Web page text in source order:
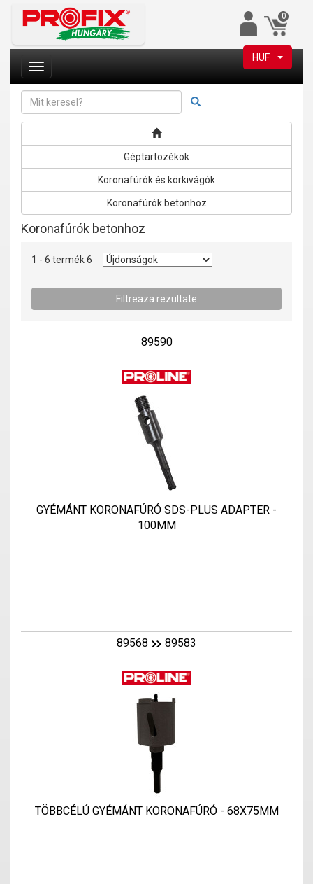
0
HUF
Géptartozékok
Koronafúrók és körkivágók
Koronafúrók betonhoz
Koronafúrók betonhoz
1 - 6 termék 6
89590
GYÉMÁNT KORONAFÚRÓ SDS-PLUS ADAPTER -
100MM
89568 89583
TÖBBCÉLÚ GYÉMÁNT KORONAFÚRÓ - 68X75MM